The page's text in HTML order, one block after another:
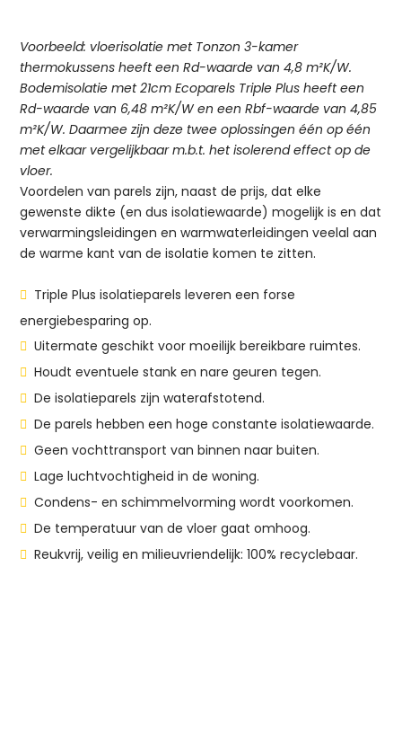
Voorbeeld: vloerisolatie met Tonzon 3-kamer
thermokussens heeft een Rd-waarde van 4,8 m²K/W.
Bodemisolatie met 21cm Ecoparels Triple Plus heeft een
Rd-waarde van 6,48 m²K/W en een Rbf-waarde van 4,85
m²K/W. Daarmee zijn deze twee oplossingen één op één
met elkaar vergelijkbaar m.b.t. het isolerend effect op de
vloer.
Voordelen van parels zijn, naast de prijs, dat elke
gewenste dikte (en dus isolatiewaarde) mogelijk is en dat
verwarmingsleidingen en warmwaterleidingen veelal aan
de warme kant van de isolatie komen te zitten.
Triple Plus isolatieparels leveren een forse
energiebesparing op.
Uitermate geschikt voor moeilijk bereikbare ruimtes.
Houdt eventuele stank en nare geuren tegen.
De isolatieparels zijn waterafstotend.
De parels hebben een hoge constante isolatiewaarde.
Geen vochttransport van binnen naar buiten.
Lage luchtvochtigheid in de woning.
Condens- en schimmelvorming wordt voorkomen.
De temperatuur van de vloer gaat omhoog.
Reukvrij, veilig en milieuvriendelijk: 100% recyclebaar.